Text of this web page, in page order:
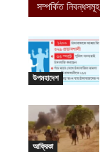
সম্পর্কিত নিবন্ধসমূহ
উপমহাদেশ
আফ্রিকা